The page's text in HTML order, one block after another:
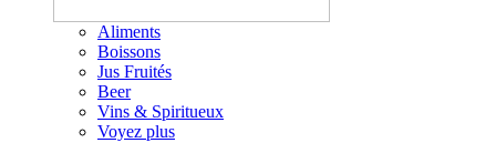
Aliments
Boissons
Jus Fruités
Beer
Vins & Spiritueux
Voyez plus